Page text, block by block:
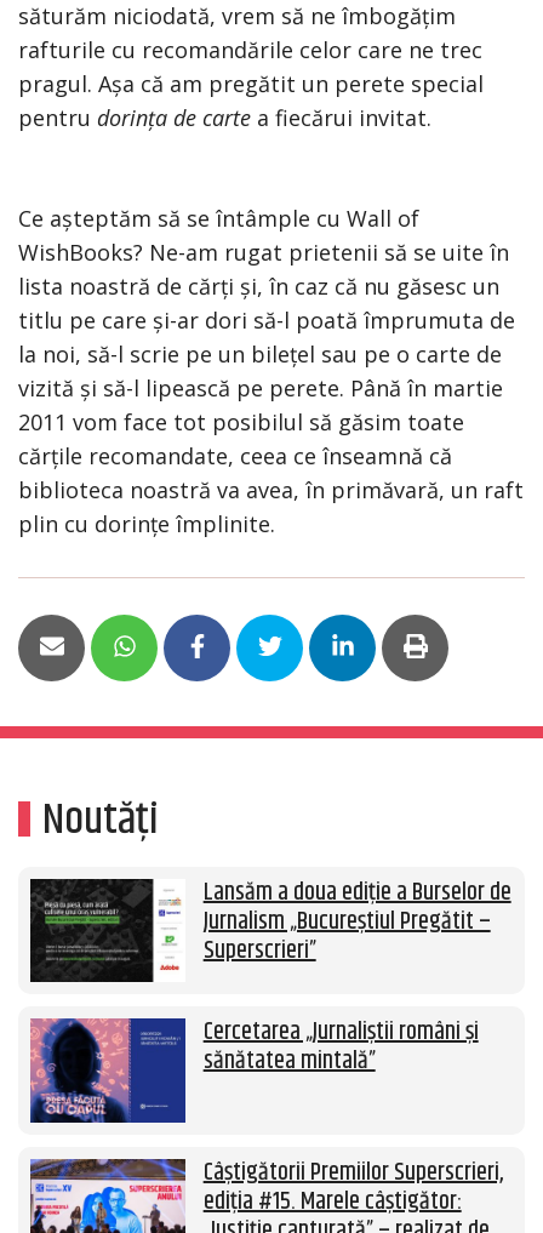
săturăm niciodată, vrem să ne îmbogățim
rafturile cu recomandările celor care ne trec
pragul. Așa că am pregătit un perete special
pentru dorința de carte a fiecărui invitat.
Ce așteptăm să se întâmple cu Wall of
WishBooks? Ne-am rugat prietenii să se uite în
lista noastră de cărți și, în caz că nu găsesc un
titlu pe care și-ar dori să-l poată împrumuta de
la noi, să-l scrie pe un bilețel sau pe o carte de
vizită și să-l lipească pe perete. Până în martie
2011 vom face tot posibilul să găsim toate
cărțile recomandate, ceea ce înseamnă că
biblioteca noastră va avea, în primăvară, un raft
plin cu dorințe împlinite.
Noutăți
Lansăm a doua ediție a Burselor de
Jurnalism „Bucureștiul Pregătit –
Superscrieri”
Cercetarea „Jurnaliștii români și
sănătatea mintală”
Câștigătorii Premiilor Superscrieri,
ediția #15. Marele câștigător: